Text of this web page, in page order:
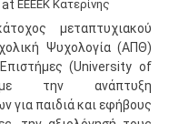
at ΕΕΕΕΚ Κατερίνης
μεταπτυχιακού
Ψυχολογία (ΑΠΘ)
(University of
με την ανάπτυξη
για παιδιά και εφήβους